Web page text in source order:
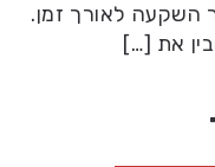
השקעה לאורך זמן.
את […]